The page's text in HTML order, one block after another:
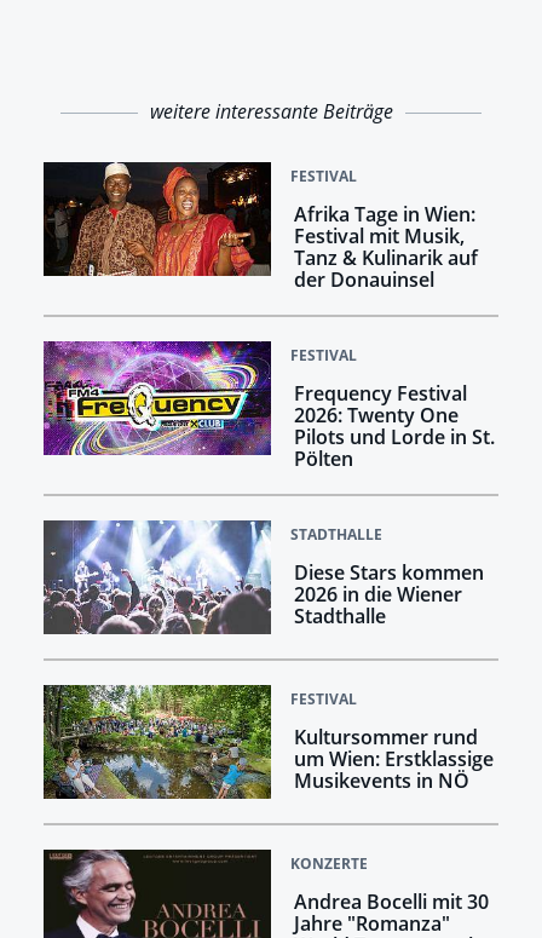
weitere interessante Beiträge
FESTIVAL
Afrika Tage in Wien:
Festival mit Musik,
Tanz & Kulinarik auf
der Donauinsel
FESTIVAL
Frequency Festival
2026: Twenty One
Pilots und Lorde in St.
Pölten
STADTHALLE
Diese Stars kommen
2026 in die Wiener
Stadthalle
FESTIVAL
Kultursommer rund
um Wien: Erstklassige
Musikevents in NÖ
KONZERTE
Andrea Bocelli mit 30
Jahre "Romanza"